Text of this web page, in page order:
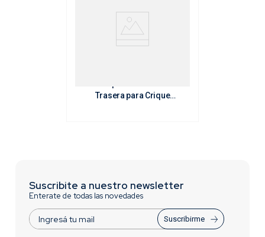
Trasera para Crique
Suscribite a nuestro newsletter
Enterate de todas las novedades
Suscribirme